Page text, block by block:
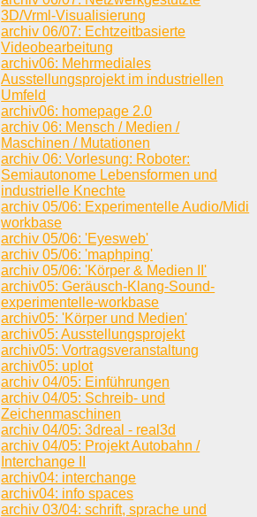
3D/Vrml-Visualisierung
archiv 06/07: Echtzeitbasierte
Videobearbeitung
archiv06: Mehrmediales
Ausstellungsprojekt im industriellen
Umfeld
archiv06: homepage 2.0
archiv 06: Mensch / Medien /
Maschinen / Mutationen
archiv 06: Vorlesung: Roboter:
Semiautonome Lebensformen und
industrielle Knechte
archiv 05/06: Experimentelle Audio/Midi
workbase
archiv 05/06: 'Eyesweb'
archiv 05/06: 'maphping'
archiv 05/06: 'Körper & Medien II'
archiv05: Geräusch-Klang-Sound-
experimentelle-workbase
archiv05: 'Körper und Medien'
archiv05: Ausstellungsprojekt
archiv05: Vortragsveranstaltung
archiv05: uplot
archiv 04/05: Einführungen
archiv 04/05: Schreib- und
Zeichenmaschinen
archiv 04/05: 3dreal - real3d
archiv 04/05: Projekt Autobahn /
Interchange II
archiv04: interchange
archiv04: info spaces
archiv 03/04: schrift, sprache und